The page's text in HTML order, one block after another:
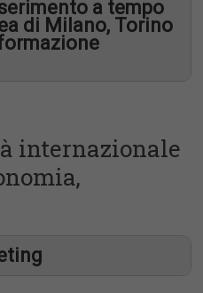
a tempo
di Milano, Torino
internazionale